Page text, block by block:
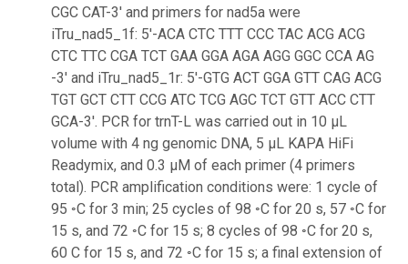
CGC CAT-3' and primers for nad5a were
iTru_nad5_1f: 5'-ACA CTC TTT CCC TAC ACG ACG
CTC TTC CGA TCT GAA GGA AGA AGG GGC CCA AG
-3' and iTru_nad5_1r: 5'-GTG ACT GGA GTT CAG ACG
TGT GCT CTT CCG ATC TCG AGC TCT GTT ACC CTT
GCA-3'. PCR for trnT-L was carried out in 10 μL
volume with 4 ng genomic DNA, 5 μL KAPA HiFi
Readymix, and 0.3 μM of each primer (4 primers
total). PCR amplification conditions were: 1 cycle of
95 ◦C for 3 min; 25 cycles of 98 ◦C for 20 s, 57 ◦C for
15 s, and 72 ◦C for 15 s; 8 cycles of 98 ◦C for 20 s,
60 C for 15 s, and 72 ◦C for 15 s; a final extension of